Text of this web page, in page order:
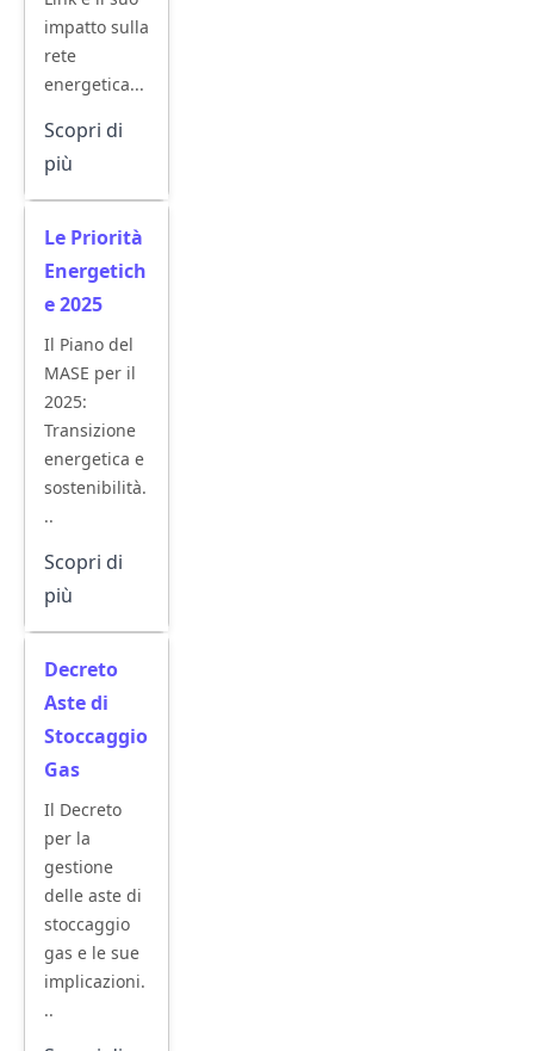
impatto sulla
rete
energetica...
Scopri di
più
Le Priorità
Energetich
e 2025
Il Piano del
MASE per il
2025:
Transizione
energetica e
sostenibilità.
..
Scopri di
più
Decreto
Aste di
Stoccaggio
Gas
Il Decreto
per la
gestione
delle aste di
stoccaggio
gas e le sue
implicazioni.
..